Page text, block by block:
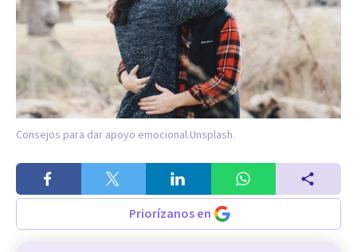
Consejos para dar apoyo emocional.Unsplash.
Priorízanos en